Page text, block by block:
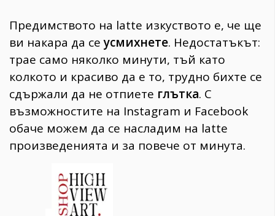
Предимството на latte изкуството е, че ще
ви накара да сеусмихнете. Недостатъкът:
трае само няколко минути, тъй като
колкото и красиво да е то, трудно бихте се
сдържали да не отпиете глътка. С
възможностите на Instagram и Facebook
обаче можем да се насладим на latte
произведенията и за повече от минута.